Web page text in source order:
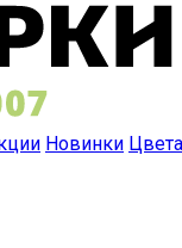
Новинки Цвета